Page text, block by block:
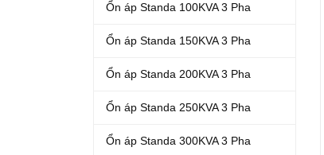
Ổn áp Standa 100KVA 3 Pha
Ổn áp Standa 150KVA 3 Pha
Ổn áp Standa 200KVA 3 Pha
Ổn áp Standa 250KVA 3 Pha
Ổn áp Standa 300KVA 3 Pha